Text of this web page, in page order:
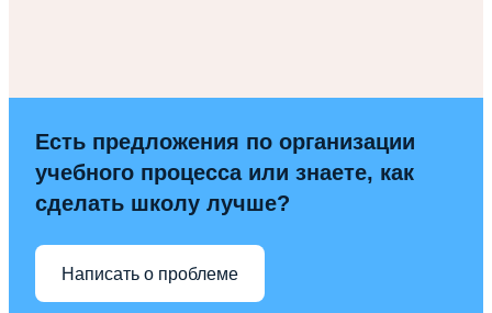
Есть предложения по организации
учебного процесса или знаете, как
сделать школу лучше?
Написать о проблеме